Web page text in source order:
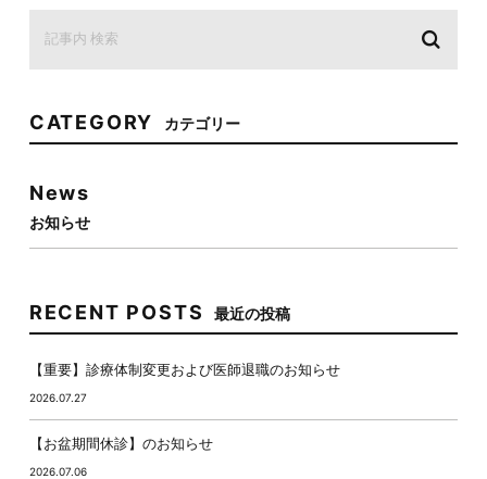
CATEGORY カテゴリー
News
お知らせ
RECENT POSTS 最近の投稿
【重要】診療体制変更および医師退職のお知らせ
2026.07.27
【お盆期間休診】のお知らせ
2026.07.06